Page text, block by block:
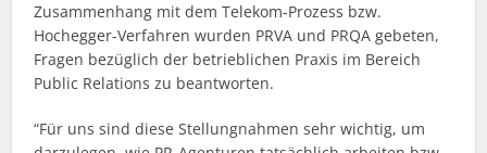
Zusammenhang mit dem Telekom-Prozess bzw.
Hochegger-Verfahren wurden PRVA und PRQA gebeten,
Fragen bezüglich der betrieblichen Praxis im Bereich
Public Relations zu beantworten.
“Für uns sind diese Stellungnahmen sehr wichtig, um